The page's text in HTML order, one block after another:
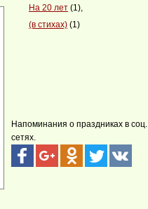
На 20 лет (1),
(в стихах) (1)
Напоминания о праздниках в соц.
сетях.